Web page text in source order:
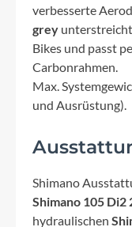
verbesserte
grey
Bikes und passt
Carbonrahmen.
Max.
und Ausrüstung).
Shimano
Shimano 105 Di2
hydraulischen